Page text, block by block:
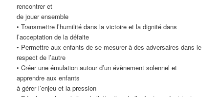
rencontrer et
de jouer ensemble
• Transmettre l’humilité dans la victoire et la dignité dans
l’acceptation de la défaite
• Permettre aux enfants de se mesurer à des adversaires dans le
respect de l’autre
• Créer une émulation autour d’un évènement solennel et
apprendre aux enfants
à gérer l’enjeu et la pression